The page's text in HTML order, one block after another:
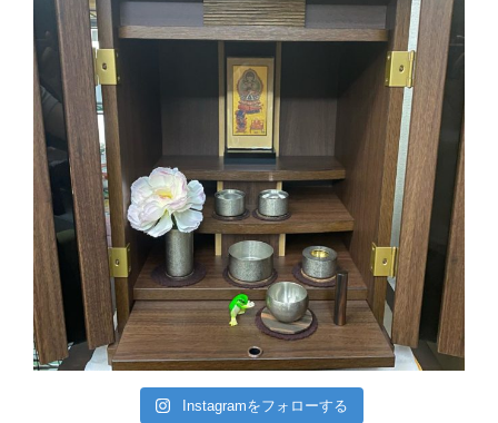
Instagramをフォローする